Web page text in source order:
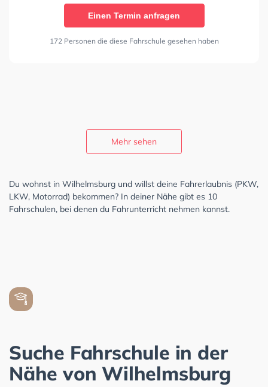
Einen Termin anfragen
172 Personen die diese Fahrschule gesehen haben
Mehr sehen
Du wohnst in Wilhelmsburg und willst deine Fahrerlaubnis (PKW,
LKW, Motorrad) bekommen? In deiner Nähe gibt es 10
Fahrschulen, bei denen du Fahrunterricht nehmen kannst.
Suche Fahrschule in der
Nähe von Wilhelmsburg